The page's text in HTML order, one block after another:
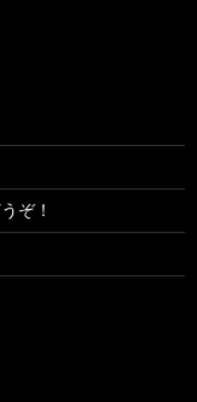
ぞ！